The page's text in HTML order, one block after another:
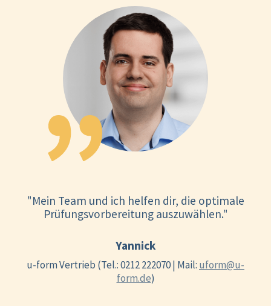
"Mein Team und ich helfen dir, die optimale
Prüfungsvorbereitung auszuwählen."
Yannick
u-form Vertrieb (Tel.: 0212 222070 | Mail: uform@u-
form.de)